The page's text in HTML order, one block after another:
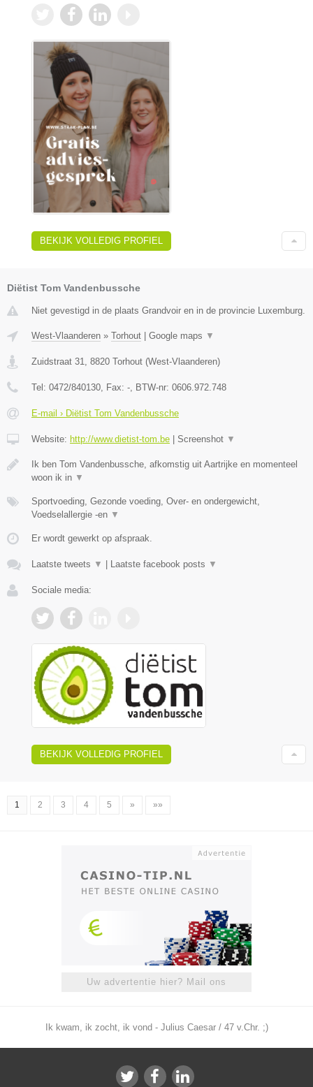
BEKIJK VOLLEDIG PROFIEL
Diëtist Tom Vandenbussche
Niet gevestigd in de plaats Grandvoir en in de provincie Luxemburg.
West-Vlaanderen » Torhout | Google maps ▼
Zuidstraat 31 8820 Torhout (West-Vlaanderen)
Tel: 0472/840130 , Fax: - , BTW-nr: 0606.972.748
E-mail › Diëtist Tom Vandenbussche
Website: http://www.dietist-tom.be | Screenshot ▼
Ik ben Tom Vandenbussche, afkomstig uit Aartrijke en momenteel
woon ik in ▼
Sportvoeding, Gezonde voeding, Over- en ondergewicht,
Voedselallergie -en ▼
Er wordt gewerkt op afspraak.
Laatste tweets ▼ | Laatste facebook posts ▼
Sociale media:
BEKIJK VOLLEDIG PROFIEL
1 2 3 4 5 » »»
Uw advertentie hier? Mail ons
Ik kwam, ik zocht, ik vond - Julius Caesar / 47 v.Chr. ;)